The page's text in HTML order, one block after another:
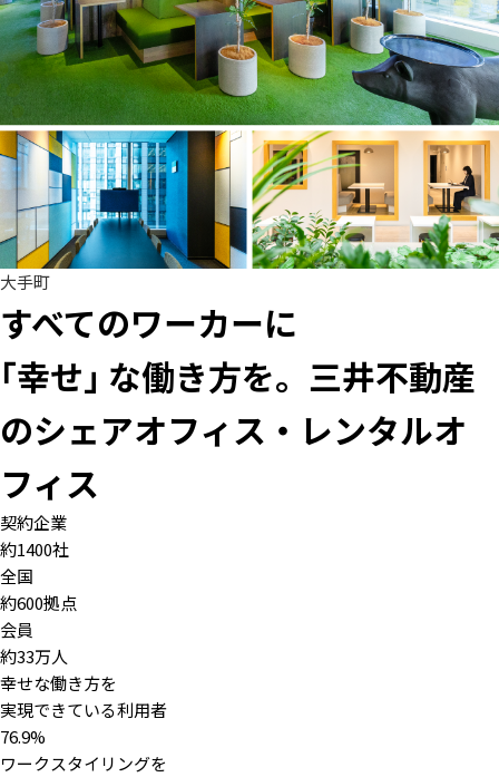
大手町
すべてのワーカーに
｢幸せ｣ な働き方を。 三井不動産
のシェアオフィス・レンタルオ
フィス
契約企業
約1400社
全国
約600拠点
会員
約33万人
幸せな働き方を
実現できている利用者
76.9%
ワークスタイリングを